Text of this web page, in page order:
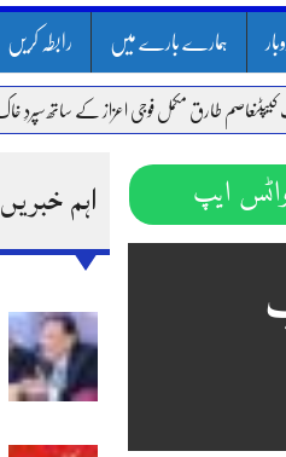
ہمارے بارے میں رابطہ کریں
طارق مکمل فوجی اعزاز کے ساتھ سپردِ خاک
اہم خبریں ایپ